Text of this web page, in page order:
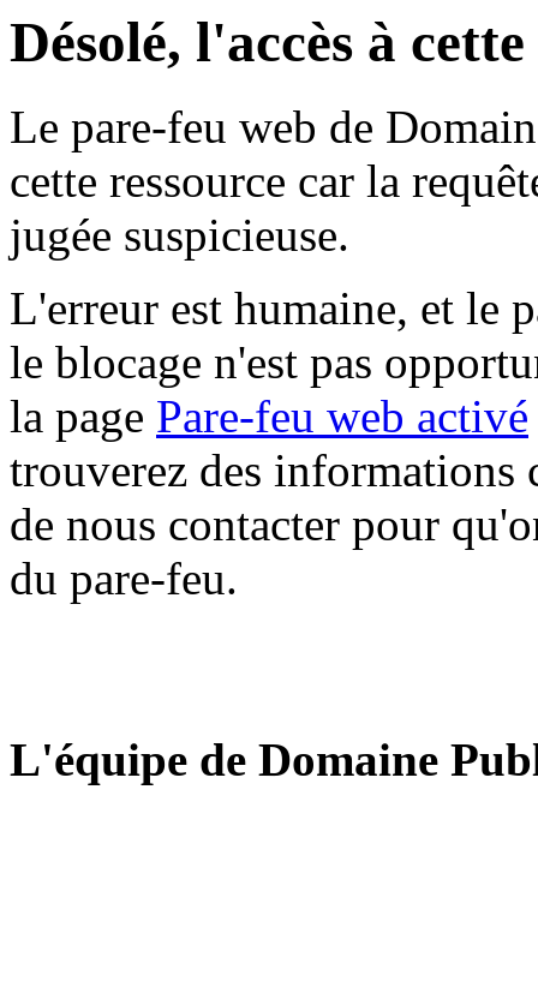
Désolé, l'accès à
Le pare-feu web de
cette ressource car la
jugée suspicieuse.
L'erreur est humaine, et le
le blocage n'est pas
la page Pare-feu web activé
trouverez des informations
de nous contacter pour
du pare-feu.
L'équipe de Domaine